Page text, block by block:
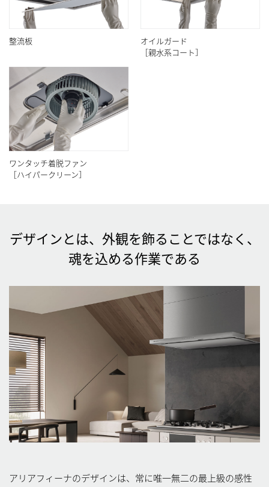
整流板
オイルガード
［親水系コート］
ワンタッチ着脱ファン
［ハイパークリーン］
デザインとは、外観を飾ることではなく、
魂を込める作業である
アリアフィーナのデザインは、常に唯一無二の最上級の感性